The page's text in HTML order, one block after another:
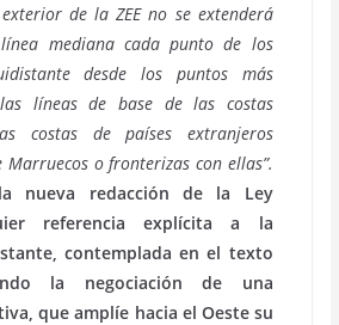
de la ZEE no se extenderá
mediana cada punto de los
desde los puntos más
líneas de base de las costas
costas de países extranjeros
Marruecos o fronterizas con ellas”.
la nueva redacción de
la Ley
referencia explícita a la
contemplada en el texto
la negociación de
una
que amplíe hacia el Oeste su